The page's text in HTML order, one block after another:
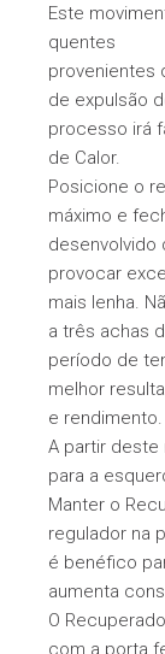
Este
quentes
provenientes
de expulsão
processo irá
de Calor.
Posicione o
máximo e
desenvolvido
provocar
mais lenha.
a três achas
período de
melhor
e rendimento.
A partir
para a
Manter o
regulador na
é benéfico
aumenta
O
com a porta